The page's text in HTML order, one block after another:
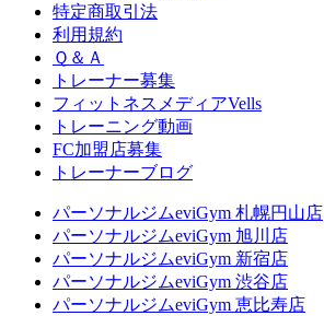
特定商取引法
利用規約
Ｑ＆Ａ
トレーナー募集
フィットネスメディアVells
トレーニング動画
FC加盟店募集
トレーナーブログ
パーソナルジムeviGym 札幌円山店
パーソナルジムeviGym 旭川店
パーソナルジムeviGym 新宿店
パーソナルジムeviGym 渋谷店
パーソナルジムeviGym 恵比寿店